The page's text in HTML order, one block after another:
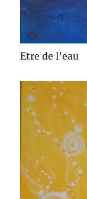
Etre de l’eau